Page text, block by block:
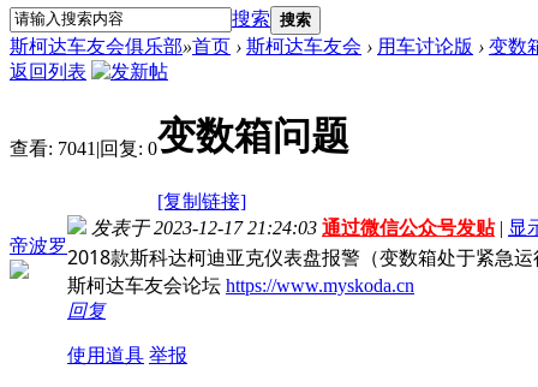
搜索 搜索
斯柯达车友会俱乐部»首页 › 斯柯达车友会 › 用车讨论版 › 变数
返回列表
查看: 7041 |回复: 0变数箱问题
[复制链接]
帝波罗
发表于 2023-12-17 21:24:03 通过微信公众号发贴 | 显
2018款斯科达柯迪亚克仪表盘报警（变数箱处于紧急
斯柯达车友会论坛 https://www.myskoda.cn
回复
使用道具 举报